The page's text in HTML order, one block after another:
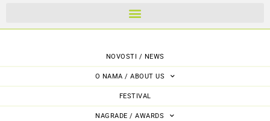
NOVOSTI / NEWS
O NAMA / ABOUT US
FESTIVAL
NAGRADE / AWARDS